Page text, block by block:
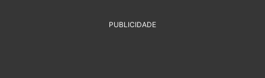
PUBLICIDADE